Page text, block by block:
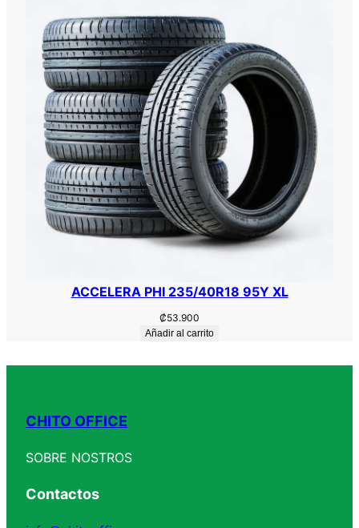
ACCELERA PHI 235/40R18 95Y XL
₡53.900
Añadir al carrito
CHITO OFFICE
SOBRE NOSTROS
Contactos